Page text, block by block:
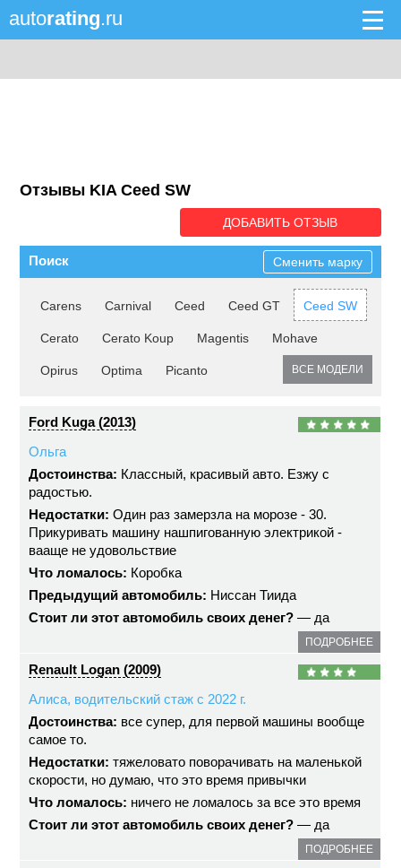
autorating.ru
Отзывы KIA Ceed SW
ДОБАВИТЬ ОТЗЫВ
Поиск Сменить марку
Carens Carnival Ceed Ceed GT Ceed SW
Cerato Cerato Koup Magentis Mohave
Opirus Optima Picanto ВСЕ МОДЕЛИ
Ford Kuga (2013)
Ольга
Достоинства: Классный, красивый авто. Езжу с
радостью.
Недостатки: Один раз замерзла на морозе - 30.
Прикуривать машину нашпигованную электрикой -
вааще не удовольствие
Что ломалось: Коробка
Предыдущий автомобиль: Ниссан Тиида
Стоит ли этот автомобиль своих денег? — да
ПОДРОБНЕЕ
Renault Logan (2009)
Алиса, водительский стаж с 2022 г.
Достоинства: все супер, для первой машины вообще
самое то.
Недостатки: тяжеловато поворачивать на маленькой
скорости, но думаю, что это время привычки
Что ломалось: ничего не ломалось за все это время
Стоит ли этот автомобиль своих денег? — да
ПОДРОБНЕЕ